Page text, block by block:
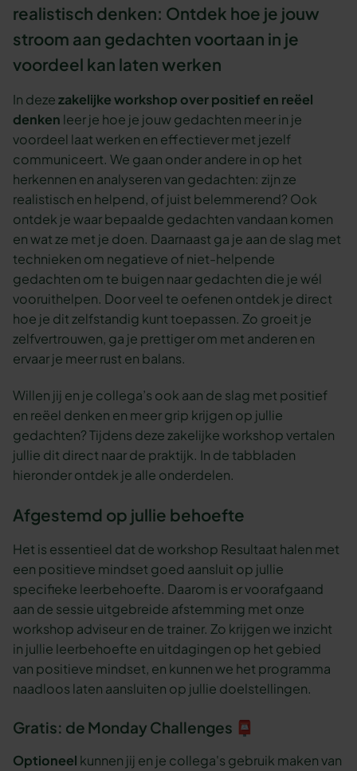
realistisch denken: Ontdek hoe je jouw
stroom aan gedachten voortaan in je
voordeel kan laten werken
In dezezakelijke workshop over positief en reëel
denken leer je hoe je jouw gedachten meer in je
voordeel laat werken en effectiever met jezelf
communiceert. We gaan onder andere in op het
herkennen en analyseren van gedachten: zijn ze
realistisch en helpend, of juist belemmerend? Ook
ontdek je waar bepaalde gedachten vandaan komen
en wat ze met je doen. Daarnaast ga je aan de slag met
technieken om negatieve of niet-helpende
gedachten om te buigen naar gedachten die je wél
vooruithelpen. Door veel te oefenen ontdek je direct
hoe je dit zelfstandig kunt toepassen. Zo groeit je
zelfvertrouwen, ga je prettiger om met anderen en
ervaar je meer rust en balans.
Willen jij en je collega’s ook aan de slag met positief
en reëel denken en meer grip krijgen op jullie
gedachten? Tijdens deze zakelijke workshop vertalen
jullie dit direct naar de praktijk. In de tabbladen
hieronder ontdek je alle onderdelen.
Afgestemd op jullie behoefte
Het is essentieel dat de workshop Resultaat halen met
een positieve mindset goed aansluit op jullie
specifieke leerbehoefte. Daarom is er voorafgaand
aan de sessie uitgebreide afstemming met onze
workshop adviseur en de trainer. Zo krijgen we inzicht
in jullie leerbehoefte en uitdagingen op het gebied
van positieve mindset, en kunnen we het programma
naadloos laten aansluiten op jullie doelstellingen.
Gratis: de Monday Challenges 📮
Optioneel kunnen jij en je collega's gebruik maken van